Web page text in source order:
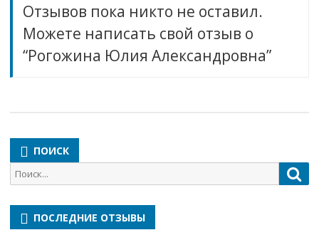
Отзывов пока никто не оставил.
Можете написать свой отзыв о
“Рогожина Юлия Александровна”
ПОИСК
Поиск
для:
ПОСЛЕДНИЕ ОТЗЫВЫ